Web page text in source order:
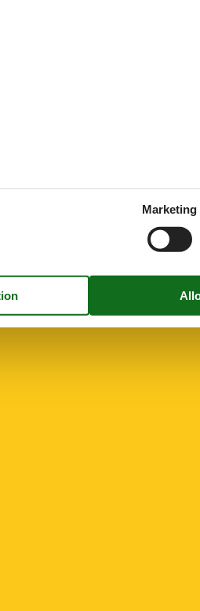
Marketing